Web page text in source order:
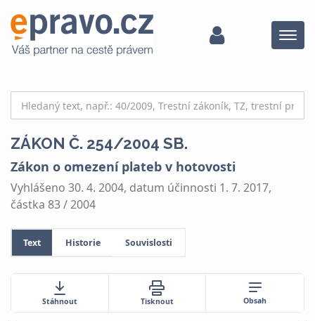
Menu
ZÁKON Č. 254/2004 SB.
Zákon o omezení plateb v hotovosti
Vyhlášeno 30. 4. 2004, datum účinnosti 1. 7. 2017,
částka 83 / 2004
Text Historie Souvislosti
Stáhnout Tisknout Obsah